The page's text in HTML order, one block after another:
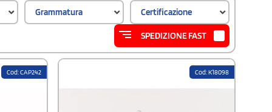
Grammatura Certificazione
SPEDIZIONE FAST
Cod: CAP242 Cod: K18098